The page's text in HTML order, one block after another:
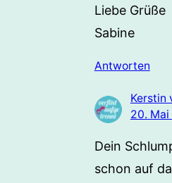
Liebe Grüße
Sabine
Antworten
Kerstin
20. Mai
Dein
schon auf